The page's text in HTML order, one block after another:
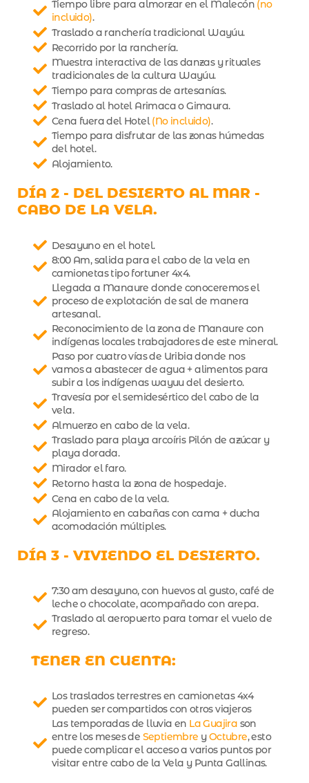
Tiempo libre para almorzar en el Malecón (no
incluido).
Traslado a ranchería tradicional Wayúu.
Recorrido por la ranchería.
Muestra interactiva de las danzas y rituales
tradicionales de la cultura Wayúu.
Tiempo para compras de artesanías.
Traslado al hotel Arimaca o Gimaura.
Cena fuera del Hotel(No incluido).
Tiempo para disfrutar de las zonas húmedas
del hotel.
Alojamiento.
DÍA 2 - DEL DESIERTO AL MAR -
CABO DE LA VELA.
Desayuno en el hotel.
8:00 Am, salida para el cabo de la vela en
camionetas tipo fortuner 4x4.
Llegada a Manaure donde conoceremos el
proceso de explotación de sal de manera
artesanal.
Reconocimiento de la zona de Manaure con
indígenas locales trabajadores de este mineral.
Paso por cuatro vías de Uribia donde nos
vamos a abastecer de agua + alimentos para
subir a los indígenas wayuu del desierto.
Travesía por el semidesértico del cabo de la
vela.
Almuerzo en cabo de la vela.
Traslado para playa arcoíris Pilón de azúcar y
playa dorada.
Mirador el faro.
Retorno hasta la zona de hospedaje.
Cena en cabo de la vela.
Alojamiento en cabañas con cama + ducha
acomodación múltiples.
DÍA 3 - VIVIENDO EL DESIERTO.
7:30 am desayuno, con huevos al gusto, café de
leche o chocolate, acompañado con arepa.
Traslado al aeropuerto para tomar el vuelo de
regreso.
TENER EN CUENTA:
Los traslados terrestres en camionetas 4x4
pueden ser compartidos con otros viajeros
Las temporadas de lluvia en La Guajira son
entre los meses de Septiembre yOctubre, esto
puede complicar el acceso a varios puntos por
visitar entre cabo de la Vela y Punta Gallinas.